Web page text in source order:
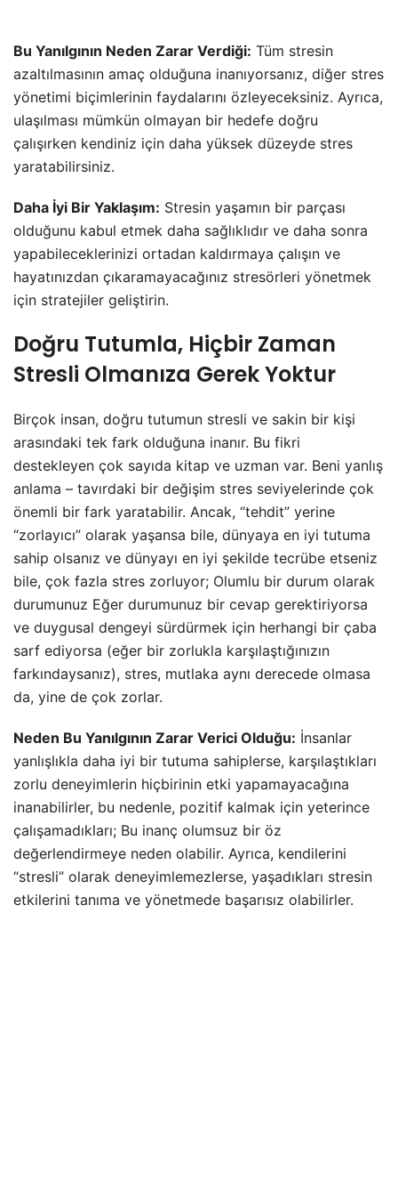
Bu Yanılgının Neden Zarar Verdiği: Tüm stresin
azaltılmasının amaç olduğuna inanıyorsanız, diğer stres
yönetimi biçimlerinin faydalarını özleyeceksiniz. Ayrıca,
ulaşılması mümkün olmayan bir hedefe doğru
çalışırken kendiniz için daha yüksek düzeyde stres
yaratabilirsiniz.
Daha İyi Bir Yaklaşım: Stresin yaşamın bir parçası
olduğunu kabul etmek daha sağlıklıdır ve daha sonra
yapabileceklerinizi ortadan kaldırmaya çalışın ve
hayatınızdan çıkaramayacağınız stresörleri yönetmek
için stratejiler geliştirin.
Doğru Tutumla, Hiçbir Zaman
Stresli Olmanıza Gerek Yoktur
Birçok insan, doğru tutumun stresli ve sakin bir kişi
arasındaki tek fark olduğuna inanır. Bu fikri
destekleyen çok sayıda kitap ve uzman var. Beni yanlış
anlama – tavırdaki bir değişim stres seviyelerinde çok
önemli bir fark yaratabilir. Ancak, “tehdit” yerine
“zorlayıcı” olarak yaşansa bile, dünyaya en iyi tutuma
sahip olsanız ve dünyayı en iyi şekilde tecrübe etseniz
bile, çok fazla stres zorluyor; Olumlu bir durum olarak
durumunuz Eğer durumunuz bir cevap gerektiriyorsa
ve duygusal dengeyi sürdürmek için herhangi bir çaba
sarf ediyorsa (eğer bir zorlukla karşılaştığınızın
farkındaysanız), stres, mutlaka aynı derecede olmasa
da, yine de çok zorlar.
Neden Bu Yanılgının Zarar Verici Olduğu: İnsanlar
yanlışlıkla daha iyi bir tutuma sahiplerse, karşılaştıkları
zorlu deneyimlerin hiçbirinin etki yapamayacağına
inanabilirler, bu nedenle, pozitif kalmak için yeterince
çalışamadıkları; Bu inanç olumsuz bir öz
değerlendirmeye neden olabilir. Ayrıca, kendilerini
“stresli” olarak deneyimlemezlerse, yaşadıkları stresin
etkilerini tanıma ve yönetmede başarısız olabilirler.